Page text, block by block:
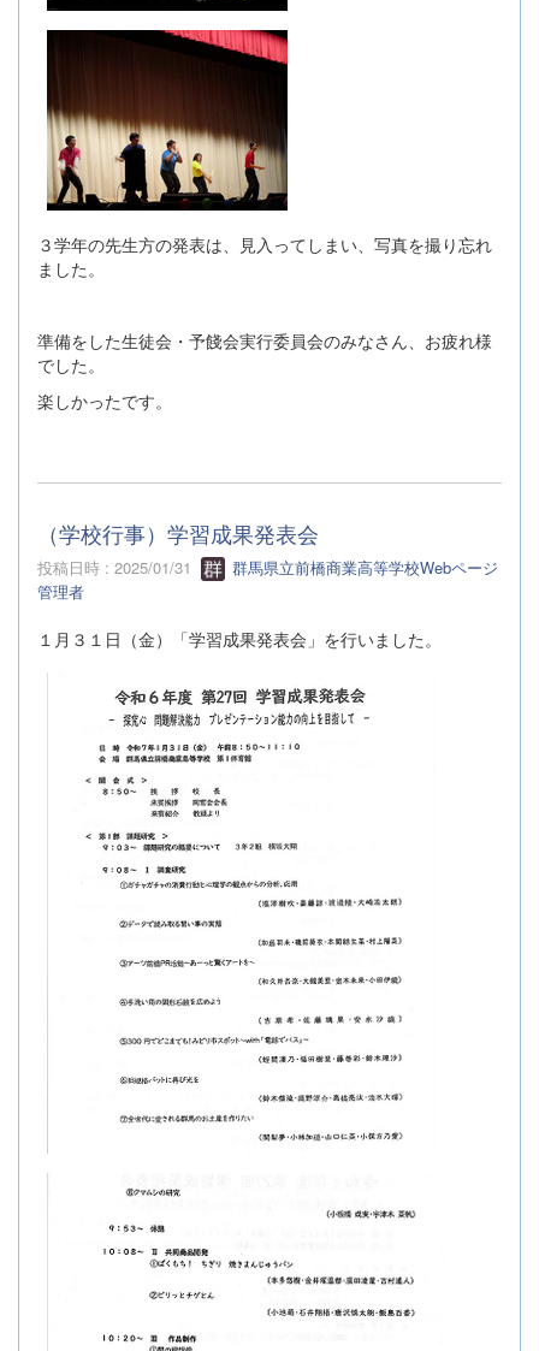
３学年の先生方の発表は、見入ってしまい、写真を撮り忘れ
ました。
準備をした生徒会・予餞会実行委員会のみなさん、お疲れ様
でした。
楽しかったです。
（学校行事）学習成果発表会
投稿日時 : 2025/01/31
群馬県立前橋商業高等学校Webページ
管理者
１月３１日（金）「学習成果発表会」を行いました。